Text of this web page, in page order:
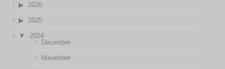
2026
2025
2024
December
November